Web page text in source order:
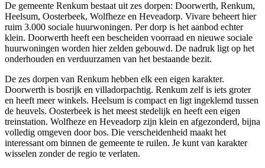
De gemeente Renkum bestaat uit zes dorpen: Doorwerth, Renkum,
Heelsum, Oosterbeek, Wolfheze en Heveadorp. Vivare beheert hier
ruim 3.000 sociale huurwoningen. Per dorp is het aanbod echter
klein. Doorwerth heeft een bescheiden voorraad en nieuwe sociale
huurwoningen worden hier zelden gebouwd. De nadruk ligt op het
onderhouden en verduurzamen van het bestaande bezit.
De zes dorpen van Renkum hebben elk een eigen karakter.
Doorwerth is bosrijk en villadorpachtig. Renkum zelf is iets groter
en heeft meer winkels. Heelsum is compact en ligt ingeklemd tussen
de heuvels. Oosterbeek is het meest stedelijk en heeft een eigen
treinstation. Wolfheze en Heveadorp zijn klein en afgezonderd, bijna
volledig omgeven door bos. Die verscheidenheid maakt het
interessant om binnen de gemeente te ruilen. Je kunt van karakter
wisselen zonder de regio te verlaten.